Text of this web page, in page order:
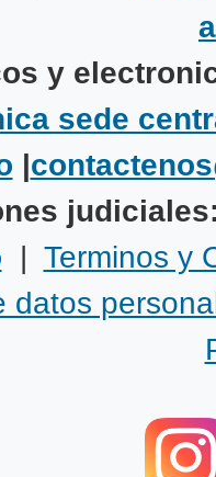
y
sede
|
| Terminos y
datos